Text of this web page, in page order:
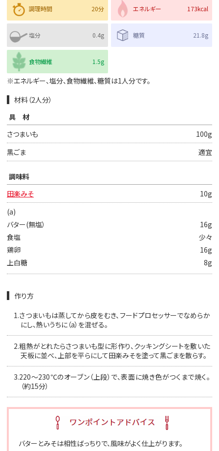
調理時間 20分 エネルギー 173kcal
塩分 0.4g 糖質 21.8g
食物繊維 1.5g
※エネルギー、塩分、食物繊維、糖質は1人分です。
材料（2人分）
具材
さつまいも
100g
黒ごま
適宜
調味料
田楽みそ
10g
(a)
バター(無塩）
16g
食塩
少々
鶏卵
16g
上白糖
8g
作り方
1.さつまいもは蒸してから皮をむき、フードプロセッサーでなめらか
にし、熱いうちに（a）を混ぜる。
2.粗熱がとれたらさつまいも型に形作り、クッキングシートを敷いた
天板に並べ、上部を平らにして田楽みそを塗って黒ごまを散らす。
3.220〜230℃のオーブン（上段）で、表面に焼き色がつくまで焼く。
（約15分）
バターとみそは相性ばっちりで、風味がよく仕上がります。